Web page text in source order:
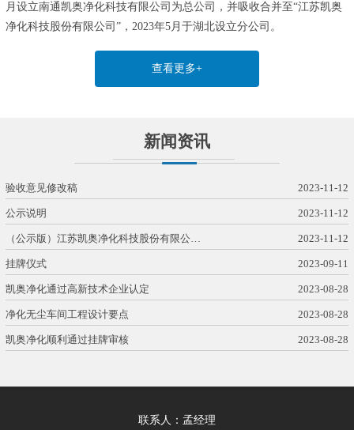
月设立南通凯奥净化科技有限公司为总公司，并吸收合并至“江苏凯奥
净化科技股份有限公司”，2023年5月于湖北设立分公司。
查看更多+
新闻资讯
验收意见修改稿 2023-11-12
公示说明 2023-11-12
（公示版）江苏凯奥净化科技股份有限公… 2023-11-12
挂牌仪式 2023-09-11
凯奥净化通过高新技术企业认定 2023-08-28
净化无尘车间工程设计要点 2023-08-28
凯奥净化顺利通过挂牌审核 2023-08-28
联系人：孟经理